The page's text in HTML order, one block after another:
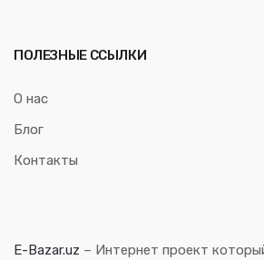
ПОЛЕЗНЫЕ ССЫЛКИ
О нас
Блог
Контакты
E-Bazar.uz – Интернет проект